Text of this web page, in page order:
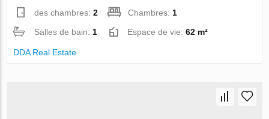
des chambres:2 Chambres:1
Salles de bain:1 Espace de vie:62 m²
DDA Real Estate